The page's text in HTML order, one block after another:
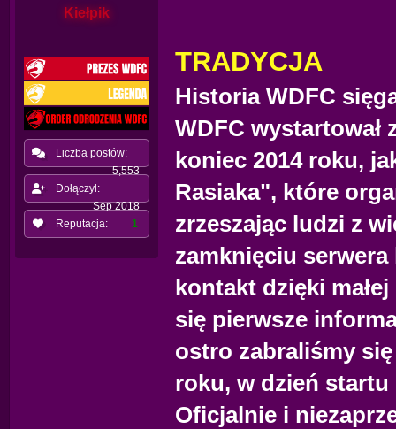
Kiełpik
Liczba postów:
5,553
Dołączył:
Sep 2018
Reputacja:
1
TRADYCJA
Historia WDFC
WDFC wystartował
koniec 2014 roku,
Rasiaka", które
zrzeszając ludzi z
zamknięciu
kontakt dzięki
się pierwsze
ostro zabraliśmy
roku, w dzień
Oficjalnie i